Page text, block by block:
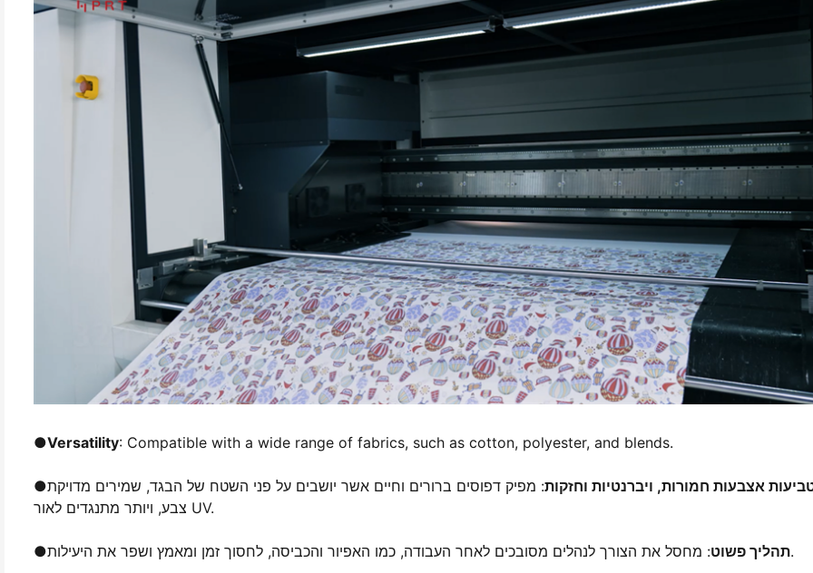
●Versatility: Compatible with a wide range of fabrics, such as cotton, polyester, and blends.
● אצבעות חמורות, ויברנטיות וחזקות: מפיק דפוסים ברורים וחיים אשר יושבים על פני השטח של הבגד, שמירים מדויקת
צבע, ויותר מתנגדים לאור UV.
● תהליך פשוט: מחסל את הצורך לנהלים מסובכים לאחר העבודה, כמו האפיור והכביסה, לחסוך זמן ומאמץ ושפר את היעילות.